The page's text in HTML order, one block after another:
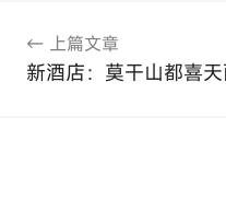
上篇文章
新酒店：莫干山都喜